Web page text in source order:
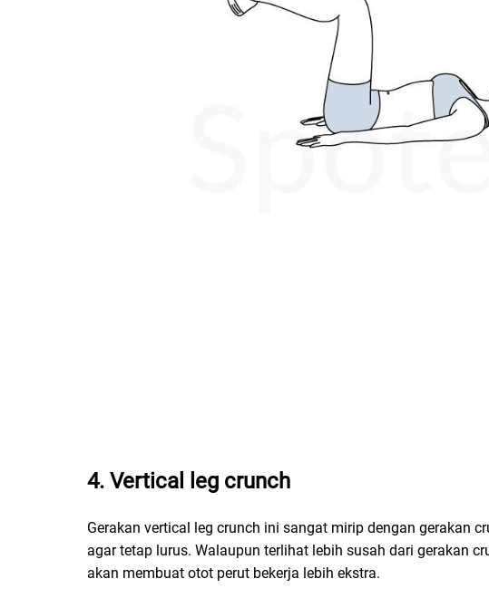
4. Vertical leg crunch
Gerakan vertical leg crunch ini sangat mirip dengan gerakan
agar tetap lurus. Walaupun terlihat lebih susah dari gerakan
akan membuat otot perut bekerja lebih ekstra.